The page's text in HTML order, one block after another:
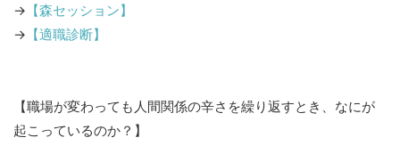
→ 【森セッション】
→ 【適職診断】
【職場が変わっても人間関係の辛さを繰り返すとき、なにが
起こっているのか？】